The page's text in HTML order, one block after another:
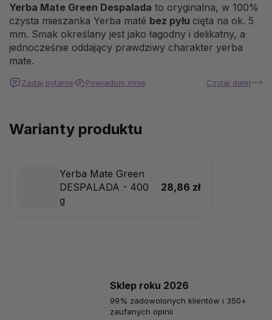
Yerba Mate Green Despalada to oryginalna, w 100%
czysta mieszanka Yerba maté bez pyłu cięta na ok. 5
mm. Smak określany jest jako łagodny i delikatny, a
jednocześnie oddający prawdziwy charakter yerba
mate.
Czytaj dalej
Zadaj pytanie Powiadom mnie
Warianty produktu
Yerba Mate Green
DESPALADA - 400
g
28,86 zł
Sklep roku 2026
99% zadowolonych klientów i 350+
zaufanych opinii